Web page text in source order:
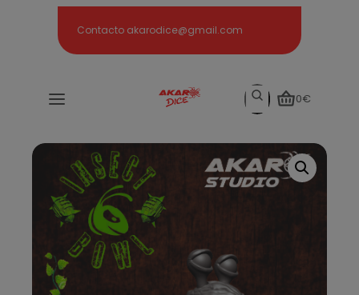
Contacto akarodice@gmail.com
Search
0€